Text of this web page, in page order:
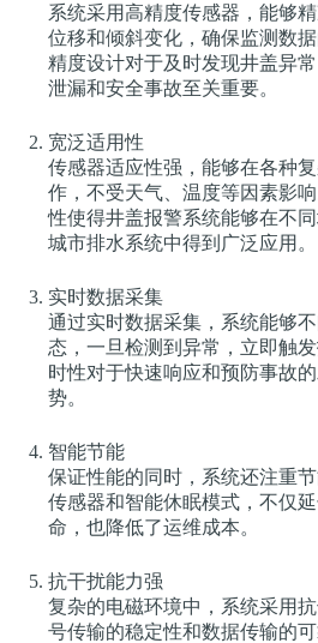
系统采用高精度传感器，能够
位移和倾斜变化，确保监测数
精度设计对于及时发现井盖异
泄漏和安全事故至关重要。
宽泛适用性
传感器适应性强，能够在各种
作，不受天气、温度等因素影
性使得井盖报警系统能够在不
城市排水系统中得到广泛应用。
实时数据采集
通过实时数据采集，系统能够
态，一旦检测到异常，立即触
时性对于快速响应和预防事故
势。
智能节能
保证性能的同时，系统还注重
传感器和智能休眠模式，不仅
命，也降低了运维成本。
抗干扰能力强
复杂的电磁环境中，系统采用
号传输的稳定性和数据传输的